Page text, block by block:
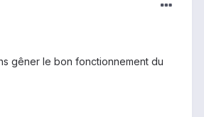
gêner le bon fonctionnement du